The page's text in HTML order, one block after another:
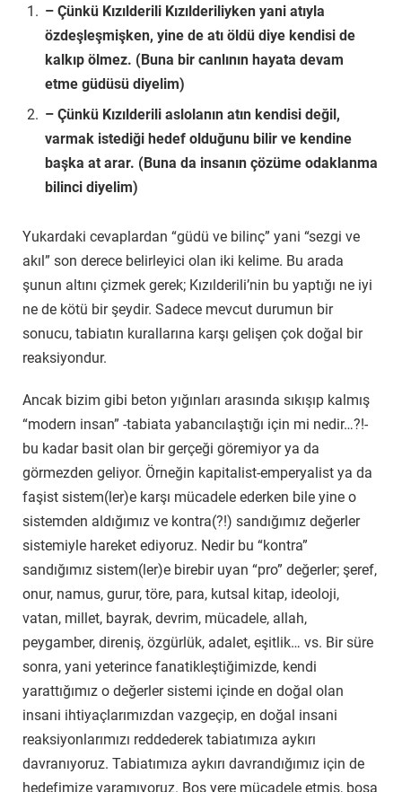
– Çünkü Kızılderili Kızılderiliyken yani atıyla
özdeşleşmişken, yine de atı öldü diye kendisi de
kalkıp ölmez. (Buna bir canlının hayata devam
etme güdüsü diyelim)
– Çünkü Kızılderili aslolanın atın kendisi değil,
varmak istediği hedef olduğunu bilir ve kendine
başka at arar. (Buna da insanın çözüme odaklanma
bilinci diyelim)
Yukardaki cevaplardan “güdü ve bilinç” yani “sezgi ve
akıl” son derece belirleyici olan iki kelime. Bu arada
şunun altını çizmek gerek; Kızılderili’nin bu yaptığı ne iyi
ne de kötü bir şeydir. Sadece mevcut durumun bir
sonucu, tabiatın kurallarına karşı gelişen çok doğal bir
reaksiyondur.
Ancak bizim gibi beton yığınları arasında sıkışıp kalmış
“modern insan” -tabiata yabancılaştığı için mi nedir…?!-
bu kadar basit olan bir gerçeği göremiyor ya da
görmezden geliyor. Örneğin kapitalist-emperyalist ya da
faşist sistem(ler)e karşı mücadele ederken bile yine o
sistemden aldığımız ve kontra(?!) sandığımız değerler
sistemiyle hareket ediyoruz. Nedir bu “kontra”
sandığımız sistem(ler)e birebir uyan “pro” değerler; şeref,
onur, namus, gurur, töre, para, kutsal kitap, ideoloji,
vatan, millet, bayrak, devrim, mücadele, allah,
peygamber, direniş, özgürlük, adalet, eşitlik… vs. Bir süre
sonra, yani yeterince fanatikleştiğimizde, kendi
yarattığımız o değerler sistemi içinde en doğal olan
insani ihtiyaçlarımızdan vazgeçip, en doğal insani
reaksiyonlarımızı reddederek tabiatımıza aykırı
davranıyoruz. Tabiatımıza aykırı davrandığımız için de
hedefimize varamıyoruz. Boş yere mücadele etmiş, boşa